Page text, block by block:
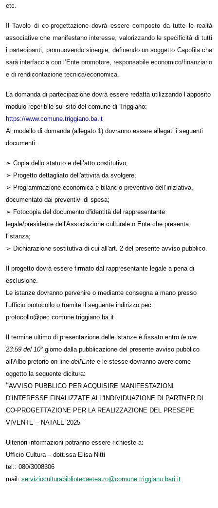
etc.
Il Tavolo di co-progettazione dovrà essere composto da tutte le realtà
associative che manifestano interesse, valorizzando le specificità di tutti
i partecipanti, promuovendosinergie, definendo un soggetto Capofila che
sarà interfaccia con l’Ente promotore, responsabile economico/finanziario
e di rendicontazione tecnica/economica.
La domanda di partecipazione dovrà essere redatta utilizzando l’apposito
modulo reperibile sul sito del comune di Triggiano:
https://www.comune.triggiano.ba.it
Al modello di domanda (allegato 1) dovranno essere allegati i seguenti
documenti:
➢ Copia dello statuto e dell’atto costitutivo;
➢ Progetto dettagliato dell'attività da svolgere;
➢ Programmazione economica e bilancio preventivo dell’iniziativa,
documentato dai preventivi di spesa;
➢ Fotocopia del documento d'identità del rappresentante
legale/presidente dell'Associazione culturale o Ente che presenta
l'istanza;
➢ Dichiarazione sostitutiva di cui all'art. 2 del presente avviso pubblico.
Il progetto dovrà essere firmato dal rappresentante legale a pena di
esclusione.
Le istanze dovranno pervenire o mediante consegna a mano presso
l'ufficio protocollo o tramite il seguente indirizzo pec:
protocollo@pec.comune.triggiano.ba.it
Il termine ultimo di presentazione delle istanze è fissato entro le ore
23:59 del 10° giorno dalla pubblicazione del presente avviso pubblico
all'Albo pretorio on-line dell'Ente e le stesse dovranno avere come
oggetto la seguente dicitura:
“AVVISO PUBBLICO PER ACQUISIRE MANIFESTAZIONI
D’INTERESSE FINALIZZATE ALL'INDIVIDUAZIONE DI PARTNER DI
CO-PROGETTAZIONE PER LA REALIZZAZIONE DEL PRESEPE
VIVENTE – NATALE 2025”
Ulteriori informazioni potranno essere richieste a:
Ufficio Cultura – dott.ssa Elisa Nitti
tel.: 080/3008306
mail: servizioculturabibliotecaeteatro@comune.triggiano.bari.it